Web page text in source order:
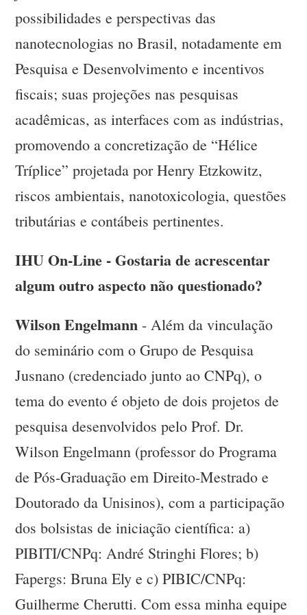
possibilidades e perspectivas das
nanotecnologias no Brasil, notadamente em
Pesquisa e Desenvolvimento e incentivos
fiscais; suas projeções nas pesquisas
acadêmicas, as interfaces com as indústrias,
promovendo a concretização de “Hélice
Tríplice” projetada por Henry Etzkowitz,
riscos ambientais, nanotoxicologia, questões
tributárias e contábeis pertinentes.
IHU On-Line - Gostaria de acrescentar
algum outro aspecto não questionado?
Wilson Engelmann - Além da vinculação
do seminário com o Grupo de Pesquisa
Jusnano (credenciado junto ao CNPq), o
tema do evento é objeto de dois projetos de
pesquisa desenvolvidos pelo Prof. Dr.
Wilson Engelmann (professor do Programa
de Pós-Graduação em Direito-Mestrado e
Doutorado da Unisinos), com a participação
dos bolsistas de iniciação científica: a)
PIBITI/CNPq: André Stringhi Flores; b)
Fapergs: Bruna Ely e c) PIBIC/CNPq:
Guilherme Cherutti. Com essa minha equipe